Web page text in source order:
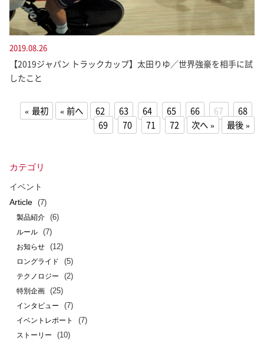
2019.08.26
【2019ジャパン トラックカップ】太田りゆ／世界強豪を相手に試
したこと
最初 前へ 62 63 64 65 66 67
68
69
70 71 72 次へ 最後
カテゴリ
イベント
Article
(7)
製品紹介 (6)
ルール (7)
お知らせ (12)
ロングライド (5)
テクノロジー (2)
特別企画 (25)
インタビュー (7)
イベントレポート (7)
ストーリー (10)